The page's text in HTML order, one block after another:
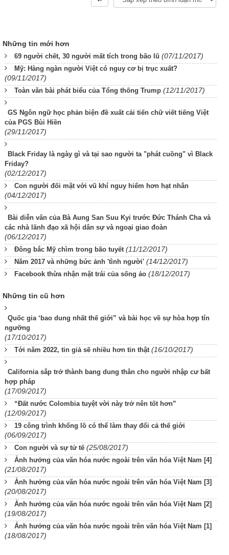
Những tin mới hơn
69 người chết, 30 người mất tích trong bão lũ (07/11/2017)
Mỹ: Hàng ngàn người Việt có nguy cơ bị trục xuất?
(09/11/2017)
Toàn văn bài phát biểu của Tổng thống Trump (12/11/2017)
GS Ngôn ngữ học phản biện đề xuất cải tiến chữ viết tiếng Việt
của PGS Bùi Hiền
(29/11/2017)
Black Friday là ngày gì và tại sao người ta "phát cuồng" vì Black
Friday?
(02/12/2017)
Con người đối mặt với vũ khí nguy hiểm hơn hạt nhân
(04/12/2017)
Bài diễn văn của Bà Aung San Suu Kyi trước Đức Thánh Cha và
các nhà lãnh đạo xã hội dân sự và ngoại giao đoàn
(06/12/2017)
Đông bắc Mỹ chìm trong bão tuyết (11/12/2017)
Năm 2017 và những bức ảnh 'tình người' (14/12/2017)
Facebook thừa nhận mặt trái của sống ảo (18/12/2017)
Những tin cũ hơn
Quốc gia ‘bao dung nhất thế giới” và bài học về sự hòa hợp tín
ngưỡng
(17/10/2017)
Tới năm 2022, tin giả sẽ nhiều hơn tin thật (16/10/2017)
California sắp trở thành bang dung thân cho người nhập cư bất
hợp pháp
(17/09/2017)
“Đất nước Colombia tuyệt vời này trở nên tốt hơn”
(12/09/2017)
19 công trình khổng lồ có thể làm thay đổi cả thế giới
(06/09/2017)
Con người và sự tử tế (25/08/2017)
Ảnh hưởng của văn hóa nước ngoài trên văn hóa Việt Nam [4]
(21/08/2017)
Ảnh hưởng của văn hóa nước ngoài trên văn hóa Việt Nam [3]
(20/08/2017)
Ảnh hưởng của văn hóa nước ngoài trên văn hóa Việt Nam [2]
(19/08/2017)
Ảnh hưởng của văn hóa nước ngoài trên văn hóa Việt Nam [1]
(18/08/2017)